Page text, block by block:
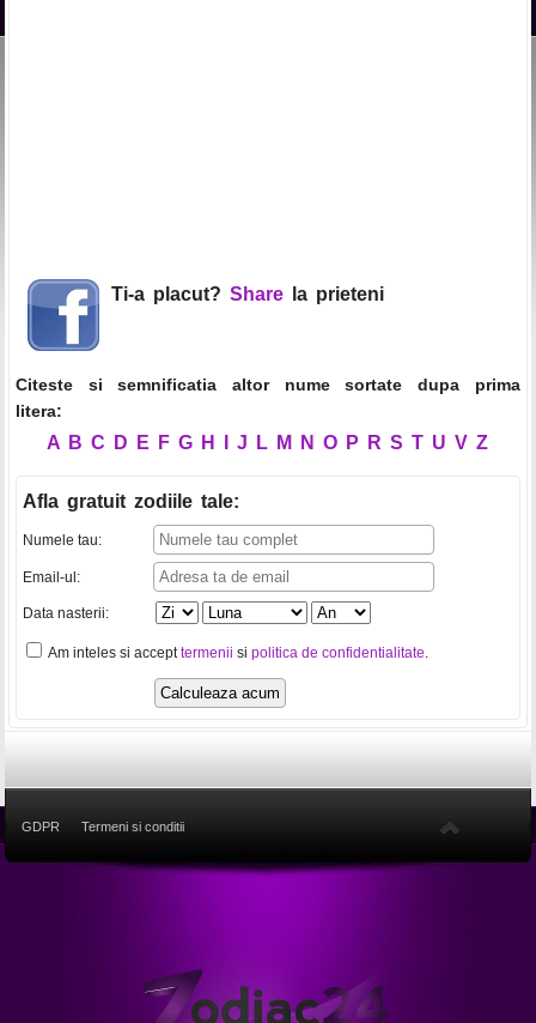
Ti-a placut? Share la prieteni
Citeste si semnificatia altor nume sortate dupa prima
litera:
A B C D E F G H J L M N O P R S T U V Z
Afla gratuit zodiile tale:
Numele tau:
Email-ul:
Data nasterii:
Am inteles si accepttermenii si politica de confidentialitate.
GDPR Termeni si conditii